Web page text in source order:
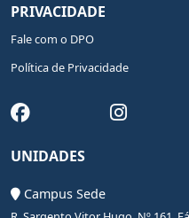
PRIVACIDADE
Fale com o DPO
Política de Privacidade
UNIDADES
Campus Sede